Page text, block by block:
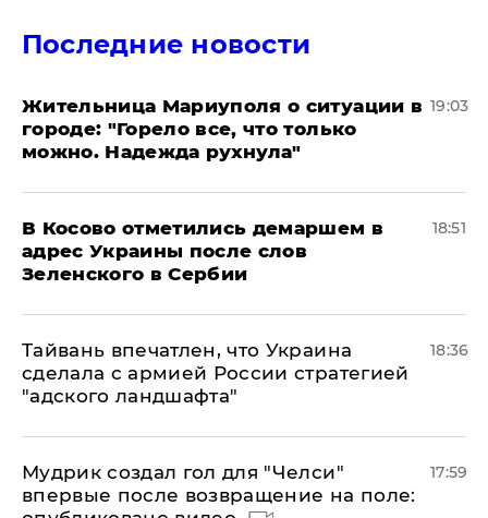
Последние новости
Жительница Мариуполя о ситуации в
городе: "Горело все, что только
можно. Надежда рухнула"
19:03
В Косово отметились демаршем в
адрес Украины после слов
Зеленского в Сербии
18:51
Тайвань впечатлен, что Украина
сделала с армией России стратегией
"адского ландшафта"
18:36
Мудрик создал гол для "Челси"
впервые после возвращение на поле:
17:59